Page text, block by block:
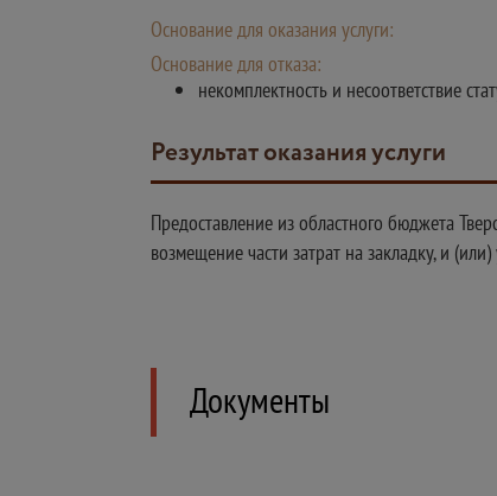
Основание для оказания услуги:
Основание для отказа:
некомплектность и несоответствие
Результат оказания услуги
Предоставление из областного бюджета
возмещение части затрат на закладку, и
Документы